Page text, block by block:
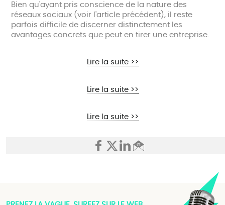
Bien qu'ayant pris conscience de la nature des
réseaux sociaux (voir l'article précédent), il reste
parfois difficile de discerner distinctement les
avantages concrets que peut en tirer une entreprise.
Lire la suite >>
Lire la suite >>
Lire la suite >>